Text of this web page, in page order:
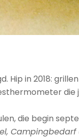
in 2018:
die begin